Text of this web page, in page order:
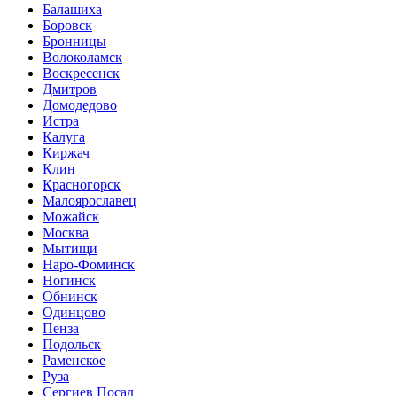
Балашиха
Боровск
Бронницы
Волоколамск
Воскресенск
Дмитров
Домодедово
Истра
Калуга
Киржач
Клин
Красногорск
Малоярославец
Можайск
Москва
Мытищи
Наро-Фоминск
Ногинск
Обнинск
Одинцово
Пенза
Подольск
Раменское
Руза
Сергиев Посад